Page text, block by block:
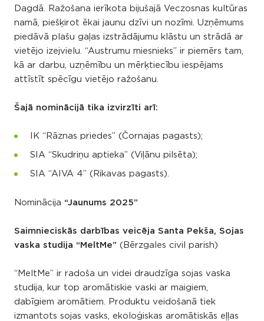
Dagdā. Ražošana ierīkota bijušajā Veczosnas kultūras
namā, piešķirot ēkai jaunu dzīvi un nozīmi. Uzņēmums
piedāvā plašu gaļas izstrādājumu klāstu un strādā ar
vietējo izejvielu. “Austrumu miesnieks” ir piemērs tam,
kā ar darbu, uzņēmību un mērķtiecību iespējams
attīstīt spēcīgu vietējo ražošanu.
Šajā nominācijā tika izvirzīti arī:
IK “Rāznas priedes” (Čornajas pagasts);
SIA “Skudriņu aptieka” (Viļānu pilsēta);
SIA “AIVA 4” (Rikavas pagasts).
Nominācija “Jaunums 2025”
Saimnieciskās darbības veicēja Santa Pekša, Sojas
vaska studija “MeltMe” (Bērzgales civil parish)
“MeltMe” ir radoša un videi draudzīga sojas vaska
studija, kur top aromātiskie vaski ar maigiem,
dabīgiem aromātiem. Produktu veidošanā tiek
izmantots sojas vasks, ekoloģiskas aromātiskās eļļas